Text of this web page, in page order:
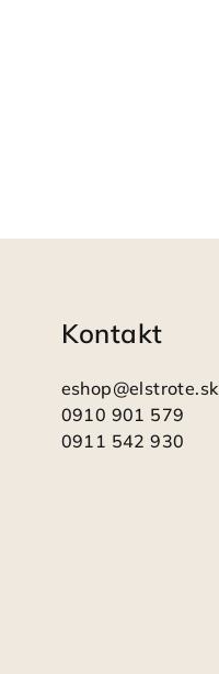
Kontakt
eshop@elstrote.sk
0910 901 579
0911 542 930